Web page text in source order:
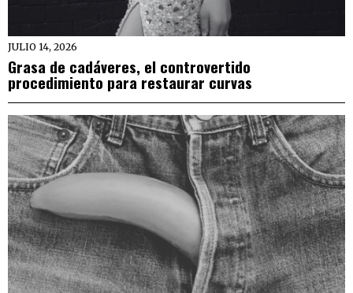
JULIO 14, 2026
Grasa de cadáveres, el controvertido
procedimiento para restaurar curvas